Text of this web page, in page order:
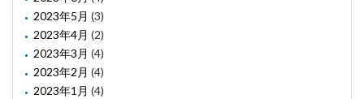
2023年5月 (3)
2023年4月 (2)
2023年3月 (4)
2023年2月 (4)
2023年1月 (4)